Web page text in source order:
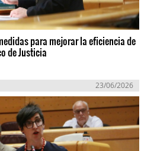
para mejorar la eficiencia de
de Justicia
23/06/2026